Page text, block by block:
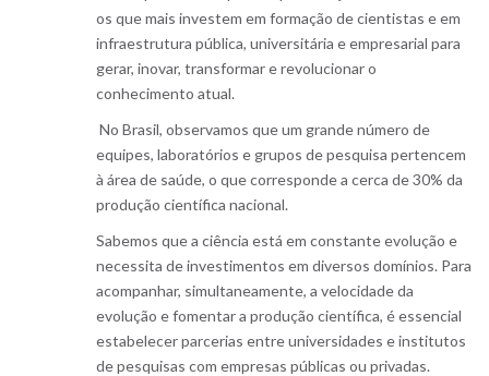
os que mais investem em formação de cientistas e em
infraestrutura pública, universitária e empresarial para
gerar, inovar, transformar e revolucionar o
conhecimento atual.
No Brasil, observamos que um grande número de
equipes, laboratórios e grupos de pesquisa pertencem
à área de saúde, o que corresponde a cerca de 30% da
produção científica nacional.
Sabemos que a ciência está em constante evolução e
necessita de investimentos em diversos domínios. Para
acompanhar, simultaneamente, a velocidade da
evolução e fomentar a produção científica, é essencial
estabelecer parcerias entre universidades e institutos
de pesquisas com empresas públicas ou privadas.